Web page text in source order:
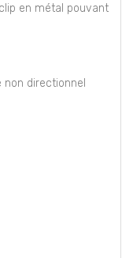
en métal pouvant
directionnel